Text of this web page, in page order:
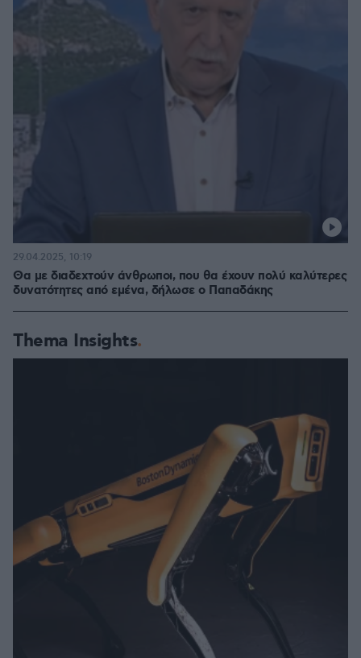
Θα με διαδεχτούν άνθρωποι, που θα έχουν πολύ καλύτερες
δυνατότητες από εμένα, δήλωσε ο Παπαδάκης
29.04.2025, 10:19
Thema Insights